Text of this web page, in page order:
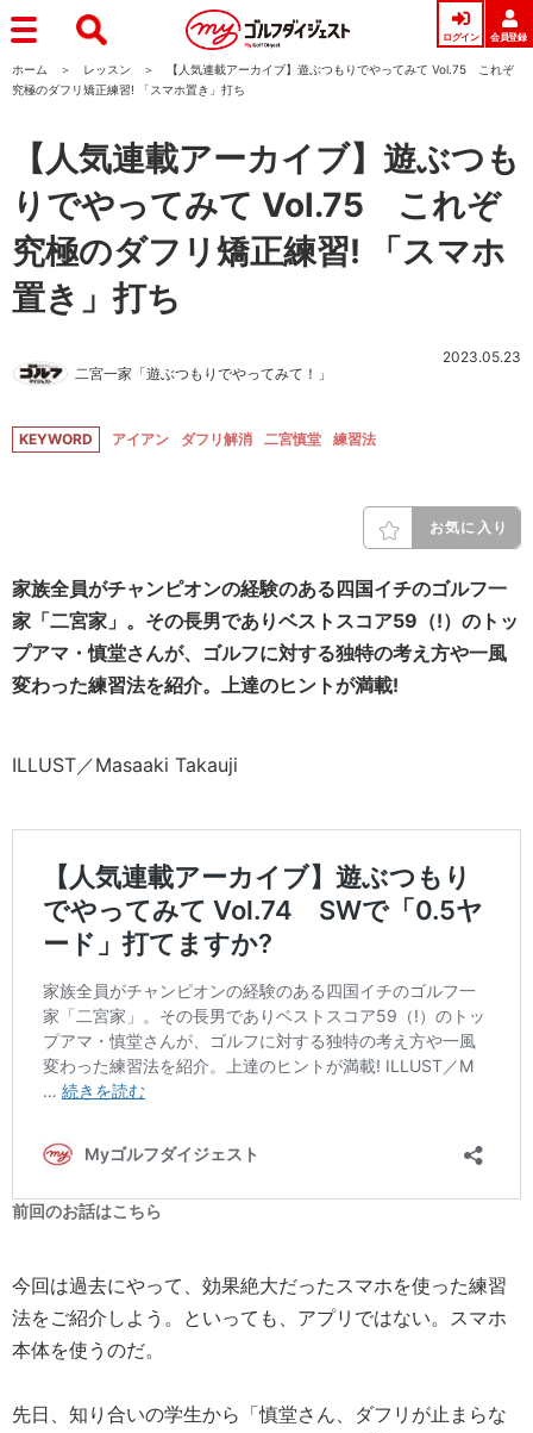
ログイン 会員登録
ホーム レッスン
【人気連載アーカイブ】遊ぶつもりでやってみて Vol.75 これぞ
究極のダフリ矯正練習! 「スマホ置き」打ち
【人気連載アーカイブ】遊ぶつも
りでやってみて Vol.75 これぞ
究極のダフリ矯正練習! 「スマホ
置き」打ち
二宮一家「遊ぶつもりでやってみて！」
2023.05.23
KEYWORD アイアン ダフリ解消 二宮慎堂 練習法
お気に入り
家族全員がチャンピオンの経験のある四国イチのゴルフ一
家「二宮家」。その長男でありベストスコア59（!）のトッ
プアマ・慎堂さんが、ゴルフに対する独特の考え方や一風
変わった練習法を紹介。上達のヒントが満載!
ILLUST／Masaaki Takauji
前回のお話はこちら
今回は過去にやって、効果絶大だったスマホを使った練習
法をご紹介しよう。といっても、アプリではない。スマホ
本体を使うのだ。
先日、知り合いの学生から「慎堂さん、ダフリが止まらな